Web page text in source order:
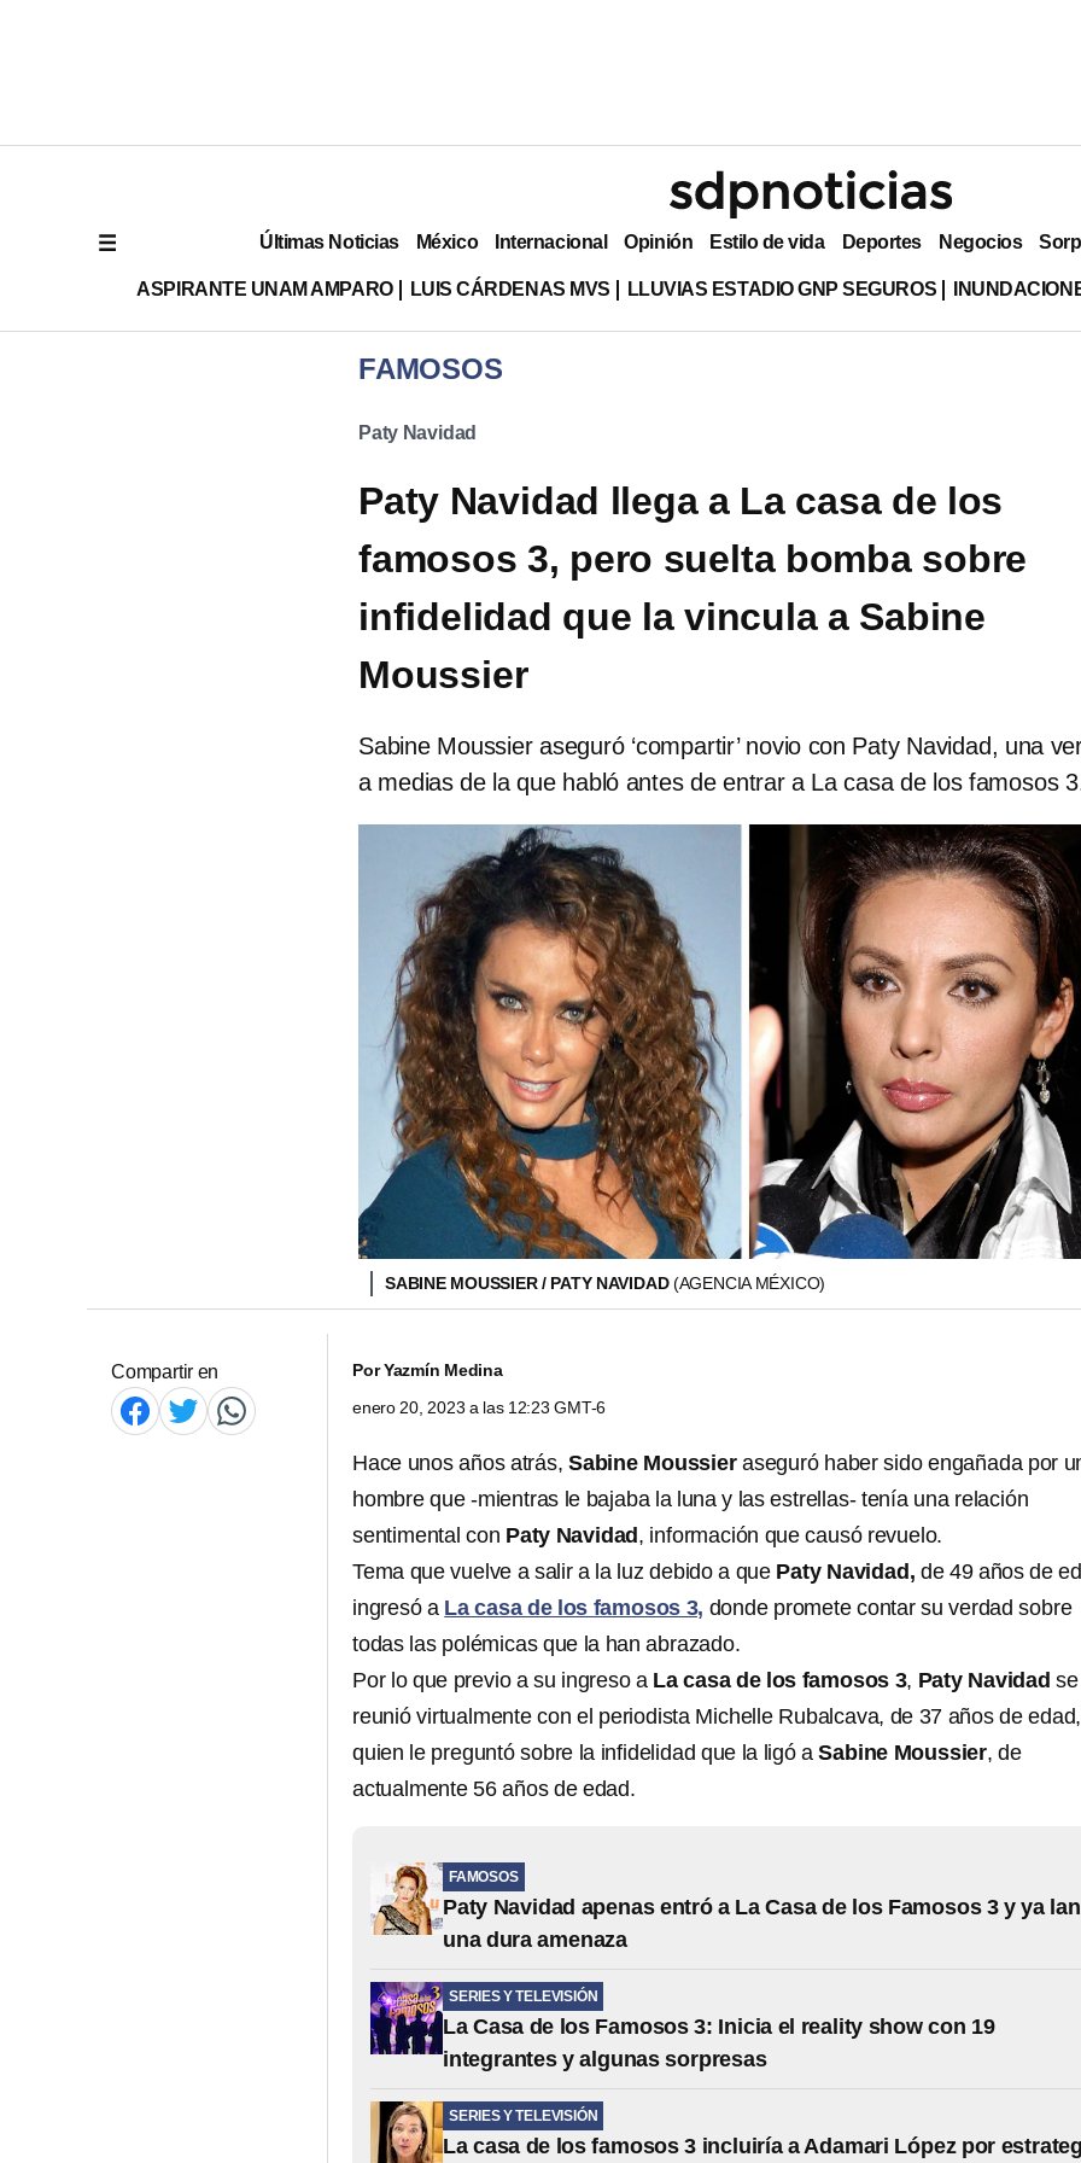
Últimas Noticias México Internacional Opinión Estilo de vida Deportes Negocios
ASPIRANTE UNAM AMPARO LUIS CÁRDENAS MVS LLUVIAS ESTADIO GNP SEGUROS
FAMOSOS
Paty Navidad
Paty Navidad llega a La casa de los
famosos 3, pero suelta bomba sobre
infidelidad que la vincula a Sabine
Moussier
Sabine Moussier aseguró ‘compartir’ novio con Paty Navidad, una
a medias de la que habló antes de entrar a La casa de los famosos
SABINE MOUSSIER / PATY NAVIDAD(AGENCIA MÉXICO)
Compartir en PorYazmín Medina
enero 20, 2023 a las 12:23 GMT-6
Hace unos años atrás, Sabine Moussieraseguró haber sido engañada por
hombre que -mientras le bajaba la luna y las estrellas- tenía una relación
sentimental con Paty Navidad , información que causó revuelo.
Tema que vuelve a salir a la luz debido a que Paty Navidad, de 49 años de
ingresó a La casa de los famosos 3, donde promete contar su verdad sobre
todas las polémicas que la han abrazado.
Por lo que previo a su ingreso a La casa de los famosos 3, Paty Navidad se
reunió virtualmente con el periodista Michelle Rubalcava, de 37 años de edad,
quien le preguntó sobre la infidelidad que la ligó aSabine Moussier, de
actualmente 56 años de edad.
FAMOSOS
Paty Navidad apenas entró a La Casa de los Famosos 3 y ya
una dura amenaza
SERIES Y TELEVISIÓN
La Casa de los Famosos 3: Inicia el reality show con 19
integrantes y algunas sorpresas
SERIES Y TELEVISIÓN
La casa de los famosos 3 incluiría a Adamari López por